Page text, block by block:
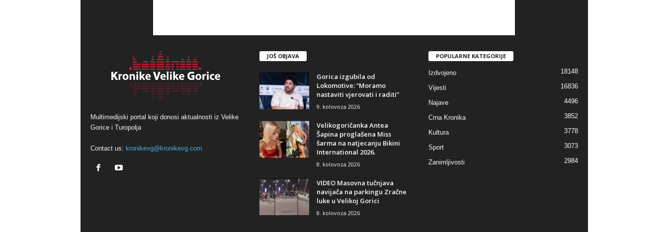
Multimedijski portal koji donosi aktualnosti iz Velike
Gorice i Turopolja
Contact us: kronikevg@kronikevg.com
JOŠ OBJAVA
Gorica izgubila od
Lokomotive: “Moramo
nastaviti vjerovati i raditi”
9. kolovoza 2026
Velikogoričanka Antea
Šapina proglašena Miss
šarma na natjecanju Bikini
International 2026.
8. kolovoza 2026
VIDEO Masovna tučnjava
navijača na parkingu Zračne
luke u Velikoj Gorici
8. kolovoza 2026
POPULARNE KATEGORIJE
Izdvojeno 18148
Vijesti 16836
Najave 4496
Crna Kronika 3852
Kultura 3778
Sport 3073
Zanimljivosti 2984